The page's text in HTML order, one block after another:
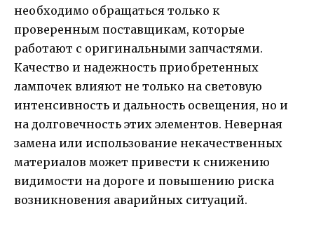
необходимо обращаться только к
проверенным поставщикам, которые
работают с оригинальными запчастями.
Качество и надежность приобретенных
лампочек влияют не только на световую
интенсивность и дальность освещения, но и
на долговечность этих элементов. Неверная
замена или использование некачественных
материалов может привести к снижению
видимости на дороге и повышению риска
возникновения аварийных ситуаций.